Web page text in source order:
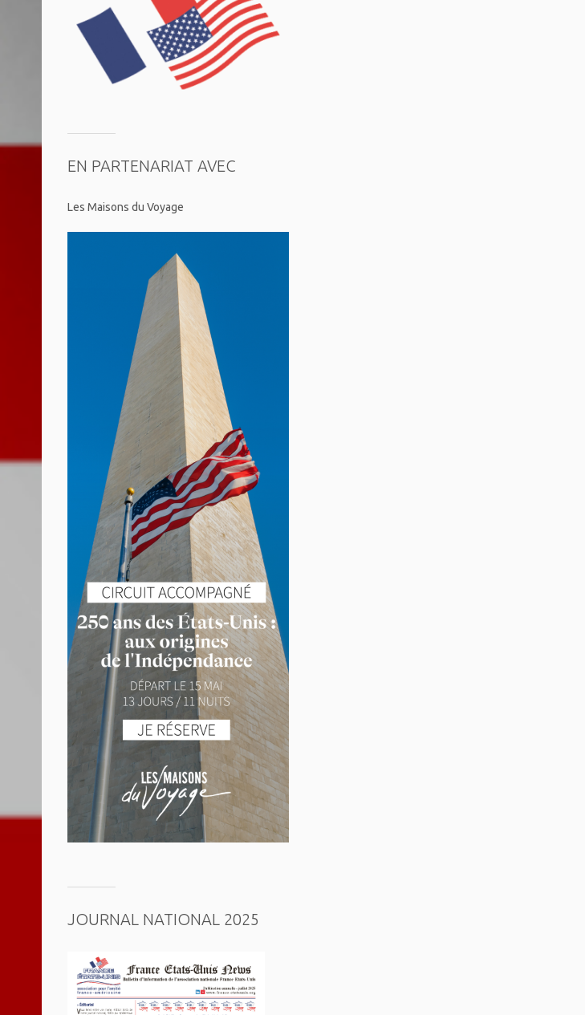
EN PARTENARIAT AVEC
Les Maisons du Voyage
JOURNAL NATIONAL 2025